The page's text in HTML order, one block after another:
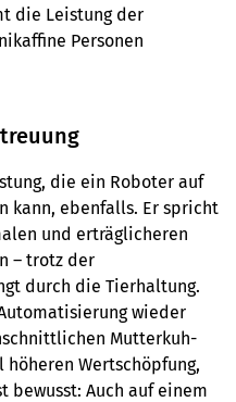
die Leistung der
Personen
die ein Roboter auf
kann, ebenfalls. Er spricht
und erträglicheren
– trotz der
durch die Tierhaltung.
wieder
Mutterkuh-
Wertschöpfung,
bewusst: Auch auf einem